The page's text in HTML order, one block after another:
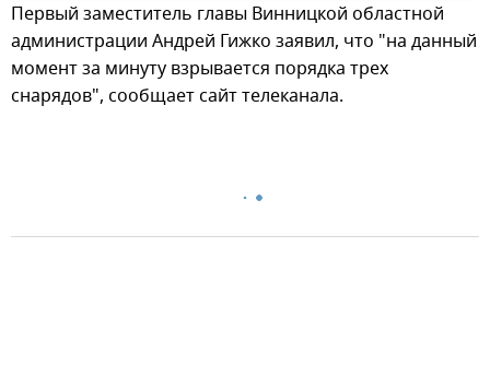
Первый заместитель главы Винницкой областной
администрации Андрей Гижко заявил, что "на данный
момент за минуту взрывается порядка трех
снарядов", сообщает сайт телеканала.